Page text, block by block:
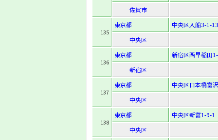
佐賀市
135
東京都
中央区入船3-1-13
中央区
136
東京都
新宿区西早稲田
新宿区
137
東京都
中央区日本橋富
中央区
138
東京都
中央区新富1-9-1
中央区